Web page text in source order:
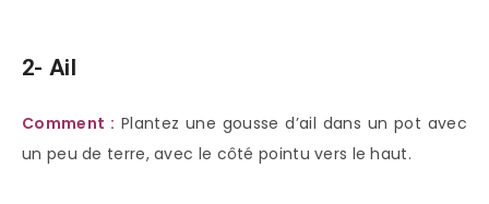
2- Ail
Comment : Plantez une gousse d’ail dans un pot avec
un peu de terre, avec le côté pointu vers le haut.